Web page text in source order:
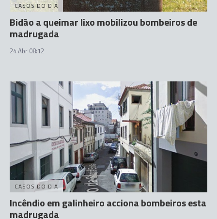
CASOS DO DIA
Bidão a queimar lixo mobilizou bombeiros de
madrugada
24 Abr 08:12
CASOS DO DIA
Incêndio em galinheiro acciona bombeiros esta
madrugada